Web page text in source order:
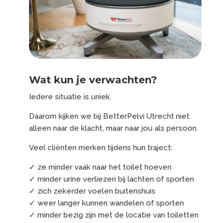
Wat kun je verwachten?
Iedere situatie is uniek.
Daarom kijken we bij BetterPelvi Utrecht niet
alleen naar de klacht, maar naar jou als persoon.
Veel cliënten merken tijdens hun traject:
✓ ze minder vaak naar het toilet hoeven
✓ minder urine verliezen bij lachten of sporten
✓ zich zekerder voelen buitenshuis
✓ weer langer kunnen wandelen of sporten
✓ minder bezig zijn met de locatie van toiletten